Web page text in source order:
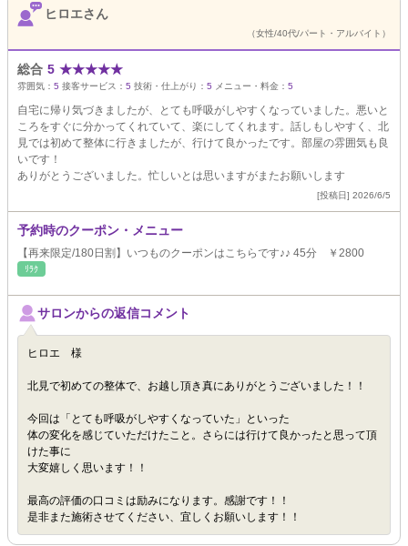
ヒロエさん
（女性/40代/パート・アルバイト）
総合 5 ★★★★★
雰囲気： 5 接客サービス： 5 技術・仕上がり： 5 メニュー・料金： 5
自宅に帰り気づきましたが、とても呼吸がしやすくなっていました。悪いと
ころをすぐに分かってくれていて、楽にしてくれます。話しもしやすく、北
見では初めて整体に行きましたが、行けて良かったです。部屋の雰囲気も良
いです！
ありがとうございました。忙しいとは思いますがまたお願いします
[投稿日] 2026/6/5
予約時のクーポン・メニュー
【再来限定/180日割】いつものクーポンはこちらです♪♪ 45分 ￥2800
ﾘﾗｸ
サロンからの返信コメント
ヒロエ 様
北見で初めての整体で、お越し頂き真にありがとうございました！！
今回は「とても呼吸がしやすくなっていた」といった
体の変化を感じていただけたこと。さらには行けて良かったと思って頂
けた事に
大変嬉しく思います！！
最高の評価の口コミは励みになります。感謝です！！
是非また施術させてください、宜しくお願いします！！